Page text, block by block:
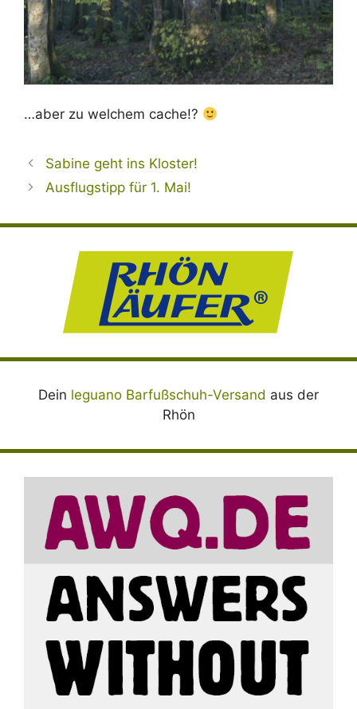
…aber zu welchem cache!?
Sabine geht ins Kloster!
Ausflugstipp für 1. Mai!
Dein leguano Barfußschuh-Versand aus der
Rhön